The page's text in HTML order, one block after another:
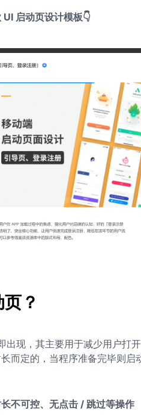
启动页设计模板👇
？
出现，其主要用于减少用户打
而定的，当程序准备完毕则启
不可控、无点击 / 跳过等操作